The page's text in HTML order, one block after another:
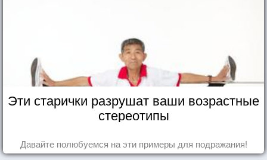
Эти старички разрушат ваши возрастные
стереотипы
Давайте полюбуемся на эти примеры для подражания!